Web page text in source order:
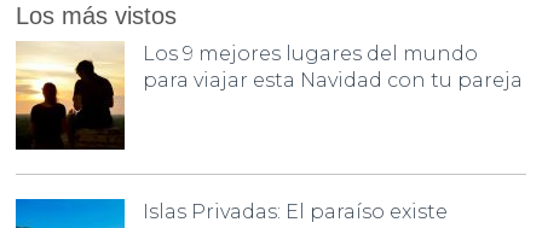
Los más vistos
Los 9 mejores lugares del mundo
para viajar esta Navidad con tu pareja
Islas Privadas: El paraíso existe